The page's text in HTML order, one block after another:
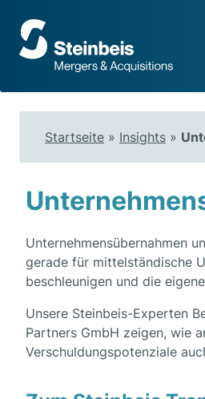
Zur
Startseite
Startseite » Insights »
Unternehmensübernahmen
gerade für mittelständische
beschleunigen und die
Unsere Steinbeis-Experten
Partners GmbH zeigen, wie
Verschuldungspotenziale